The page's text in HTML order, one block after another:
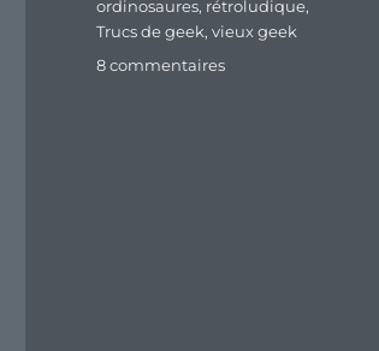
ordinosaures, rétroludique,
Trucs de geek,vieux geek
8 commentairessur